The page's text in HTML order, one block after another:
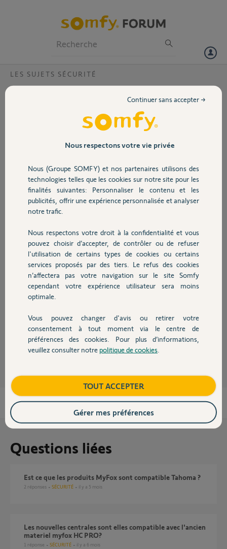
Volet
Sécurité
Domotique
Chauffage
Autres produits
Devis avec un pro
Contact
LES SUJETS SÉCURITÉ
Je possède une centrale domotag Myfox.
Y a t’il un détecteur de mouvement (ext. si possible)que l’on puisse se
procurer et compatible avec cette centrale ?
Phil H.
Participer au fil de discussion
Réponses
Bonjour Phil,
Je vous confirme qu'aucun produit actuel n'est compatible avec
Bonne journée,
Halima M. il y a environ 7 ans
Questions liées
Est ce que les produits MyFox sont compatible Tahoma ?
2 réponses SÉCURITÉ il y a 5 mois
Les nouvelles centrales sont elles compatible avec l'ancien
materiel myfox HC PRO?
1 réponse SÉCURITÉ il y a 6 mois
Nous respectons votre vie privée
Nous (Groupe SOMFY) et nos partenaires utilisons des
technologies telles que les cookies sur notre site pour les
finalités suivantes: Personnaliser le contenu et les
publicités, offrir une expérience personnalisée et analyser
notre trafic.
Nous respectons votre droit à la confidentialité et vous
pouvez choisir d’accepter, de contrôler ou de refuser
l'utilisation de certains types de cookies ou certains
services proposés par des tiers. Le refus des cookies
n’affectera pas votre navigation sur le site Somfy
cependant votre expérience utilisateur sera moins
optimale.
Vous pouvez changer d'avis ou retirer votre
consentement à tout moment via le centre de
préférences des cookies. Pour plus d’informations,
veuillez consulter notre politique de cookies
Continuer sans accepter →
TOUT ACCEPTER
Gérer mes préférences